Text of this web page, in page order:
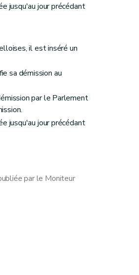
jusqu'au jour précédant
il est inséré un
sa démission au
par le Parlement
jusqu'au jour précédant
par le Moniteur